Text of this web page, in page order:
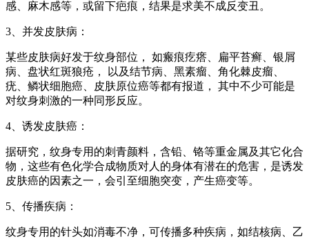
感、麻木感等，或留下疤痕，结果是求美不成反变丑。
3、并发皮肤病：
某些皮肤病好发于纹身部位， 如瘢痕疙瘩、扁平苔癣、银屑
病、盘状红斑狼疮， 以及结节病、黑素瘤、角化棘皮瘤、
疣、鳞状细胞癌、皮肤原位癌等都有报道， 其中不少可能是
对纹身刺激的一种同形反应。
4、诱发皮肤癌：
据研究，纹身专用的刺青颜料，含铅、铬等重金属及其它化合
物，这些有色化学合成物质对人的身体有潜在的危害，是诱发
皮肤癌的因素之一，会引至细胞突变，产生癌变等。
5、传播疾病：
纹身专用的针头如消毒不净，可传播多种疾病，如结核病、乙